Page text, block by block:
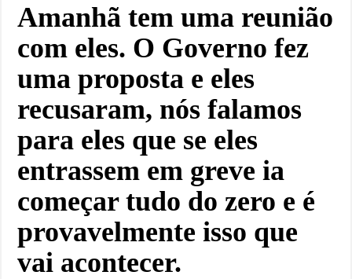
Amanhã tem uma reunião
com eles. O Governo fez
uma proposta e eles
recusaram, nós falamos
para eles que se eles
entrassem em greve ia
começar tudo do zero e é
provavelmente isso que
vai acontecer.